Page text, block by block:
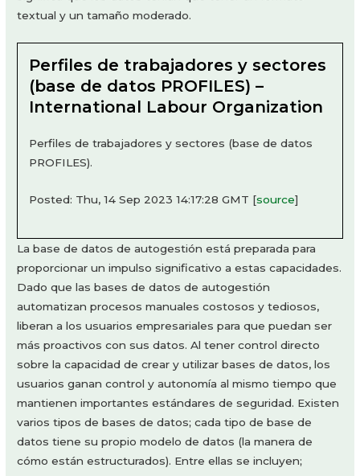
textual y un tamaño moderado.
Perfiles de trabajadores y sectores
(base de datos PROFILES) –
International Labour Organization
Perfiles de trabajadores y sectores (base de datos
PROFILES).
Posted: Thu, 14 Sep 2023 14:17:28 GMT [source]
La base de datos de autogestión está preparada para
proporcionar un impulso significativo a estas capacidades.
Dado que las bases de datos de autogestión
automatizan procesos manuales costosos y tediosos,
liberan a los usuarios empresariales para que puedan ser
más proactivos con sus datos. Al tener control directo
sobre la capacidad de crear y utilizar bases de datos, los
usuarios ganan control y autonomía al mismo tiempo que
mantienen importantes estándares de seguridad. Existen
varios tipos de bases de datos; cada tipo de base de
datos tiene su propio modelo de datos (la manera de
cómo están estructurados). Entre ellas se incluyen;